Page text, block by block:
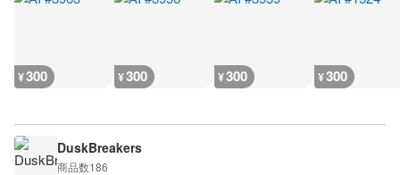
¥300 ¥300 ¥300 ¥300
DuskBreakers
商品数186